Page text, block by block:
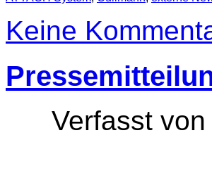
Keine
Verfasst von